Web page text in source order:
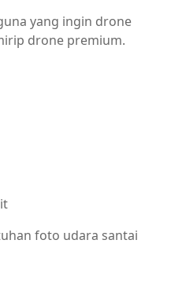
yang ingin drone
drone premium.
foto udara santai